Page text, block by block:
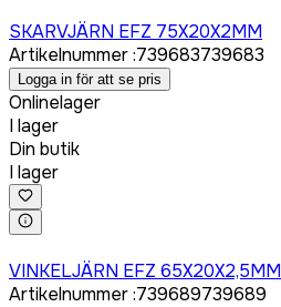
SKARVJÄRN EFZ 75X20X2MM
Artikelnummer:739683739683
Logga in för att se pris
Onlinelager
I lager
Din butik
I lager
VINKELJÄRN EFZ 65X20X2,5MM
Artikelnummer:739689739689